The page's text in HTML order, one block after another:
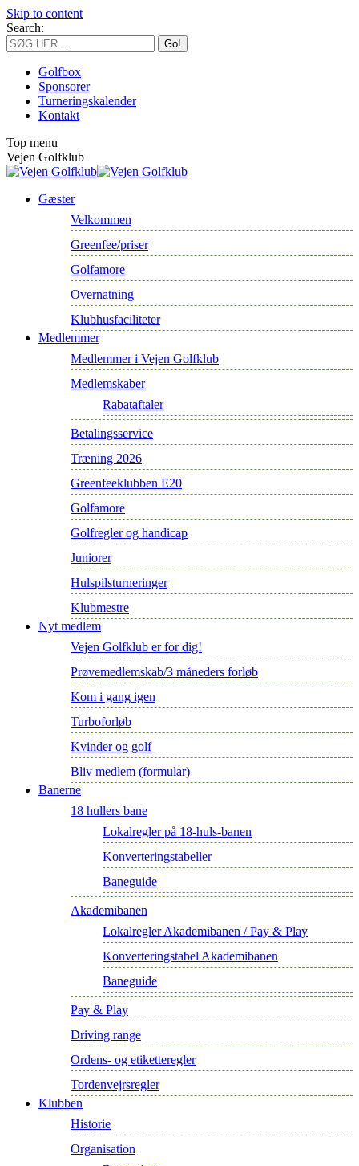
Skip to content
Search:
Golfbox
Sponsorer
Turneringskalender
Kontakt
Top menu
Vejen Golfklub
Gæster
Velkommen
Greenfee/priser
Golfamore
Overnatning
Klubhusfaciliteter
Medlemmer
Medlemmer i Vejen Golfklub
Medlemskaber
Rabataftaler
Betalingsservice
Træning 2026
Greenfeeklubben E20
Golfamore
Golfregler og handicap
Juniorer
Hulspilsturneringer
Klubmestre
Nyt medlem
Vejen Golfklub er for dig!
Prøvemedlemskab/3 måneders forløb
Kom i gang igen
Turboforløb
Kvinder og golf
Bliv medlem (formular)
Banerne
18 hullers bane
Lokalregler på 18-huls-banen
Konverteringstabeller
Baneguide
Akademibanen
Lokalregler Akademibanen / Pay & Play
Konverteringstabel Akademibanen
Baneguide
Pay & Play
Driving range
Ordens- og etiketteregler
Tordenvejrsregler
Klubben
Historie
Organisation